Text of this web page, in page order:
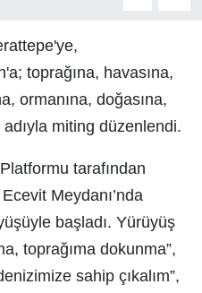
toprağına, havasına,
ormanına, doğasına,
adıyla miting düzenlendi.
tarafından
Meydanı’nda
başladı. Yürüyüş
toprağıma dokunma”,
sahip çıkalım”,